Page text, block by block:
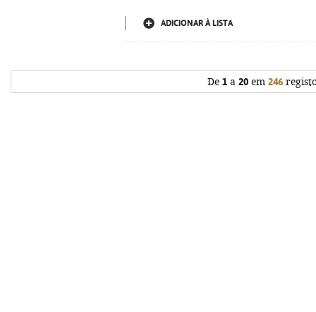
ADICIONAR À LISTA
De 1 a 20 em 246